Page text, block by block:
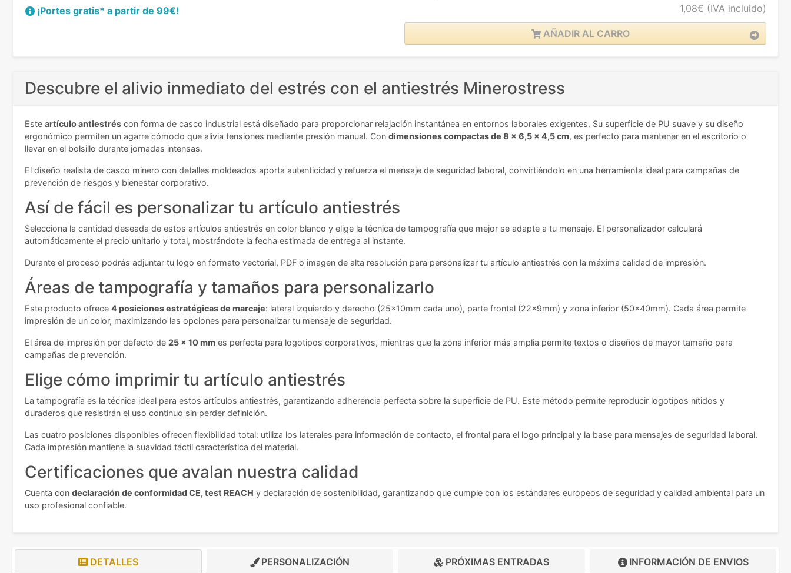
¡Portes gratis* a partir de 99€! 1,08€ (IVA incluido)
AÑADIR AL CARRO
Descubre el alivio inmediato del estrés con el antiestrés Minerostress
Este artículo antiestrés con forma de casco industrial está diseñado para proporcionar relajación instantánea en entornos laborales exigentes. Su superficie de PU suave y su diseño
ergonómico permiten un agarre cómodo que alivia tensiones mediante presión manual. Con dimensiones compactas de 8 x 6,5 x 4,5 cm, es perfecto para mantener en el escritorio o
llevar en el bolsillo durante jornadas intensas.
El diseño realista de casco minero con detalles moldeados aporta autenticidad y refuerza el mensaje de seguridad laboral, convirtiéndolo en una herramienta ideal para campañas de
prevención de riesgos y bienestar corporativo.
Así de fácil es personalizar tu artículo antiestrés
Selecciona la cantidad deseada de estos artículos antiestrés en color blanco y elige la técnica de tampografía que mejor se adapte a tu mensaje. El personalizador calculará
automáticamente el precio unitario y total, mostrándote la fecha estimada de entrega al instante.
Durante el proceso podrás adjuntar tu logo en formato vectorial, PDF o imagen de alta resolución para personalizar tu artículo antiestrés con la máxima calidad de impresión.
Áreas de tampografía y tamaños para personalizarlo
Este producto ofrece 4 posiciones estratégicas de marcaje: lateral izquierdo y derecho (25x10mm cada uno), parte frontal (22x9mm) y zona inferior (50x40mm). Cada área permite
impresión de un color, maximizando las opciones para personalizar tu mensaje de seguridad.
El área de impresión por defecto de 25 x 10 mm es perfecta para logotipos corporativos, mientras que la zona inferior más amplia permite textos o diseños de mayor tamaño para
campañas de prevención.
Elige cómo imprimir tu artículo antiestrés
La tampografía es la técnica ideal para estos artículos antiestrés, garantizando adherencia perfecta sobre la superficie de PU. Este método permite reproducir logotipos nítidos y
duraderos que resistirán el uso continuo sin perder definición.
Las cuatro posiciones disponibles ofrecen flexibilidad total: utiliza los laterales para información de contacto, el frontal para el logo principal y la base para mensajes de seguridad laboral.
Cada impresión mantiene la suavidad táctil característica del material.
Certificaciones que avalan nuestra calidad
Cuenta con declaración de conformidad CE, test REACH y declaración de sostenibilidad, garantizando que cumple con los estándares europeos de seguridad y calidad ambiental para un
uso profesional confiable.
DETALLES PERSONALIZACIÓN PRÓXIMAS ENTRADAS INFORMACIÓN DE ENVIOS